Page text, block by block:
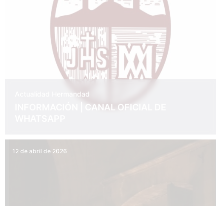
Hermandad
INFORMACIÓN | CANAL OFICIAL DE
12 de abril de 2026